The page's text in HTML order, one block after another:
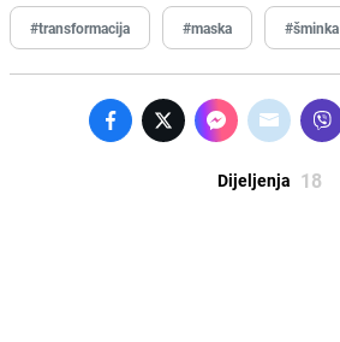
#transformacija #maska #šminka
Dijeljenja 18